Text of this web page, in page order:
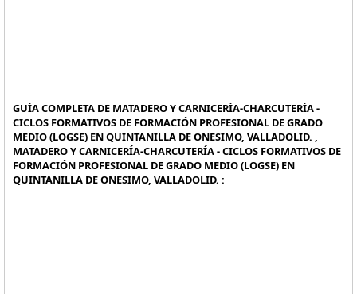
GUÍA COMPLETA DE MATADERO Y CARNICERÍA-CHARCUTERÍA -
CICLOS FORMATIVOS DE FORMACIÓN PROFESIONAL DE GRADO
MEDIO (LOGSE) EN QUINTANILLA DE ONESIMO, VALLADOLID. ,
MATADERO Y CARNICERÍA-CHARCUTERÍA - CICLOS FORMATIVOS DE
FORMACIÓN PROFESIONAL DE GRADO MEDIO (LOGSE) EN
QUINTANILLA DE ONESIMO, VALLADOLID. :